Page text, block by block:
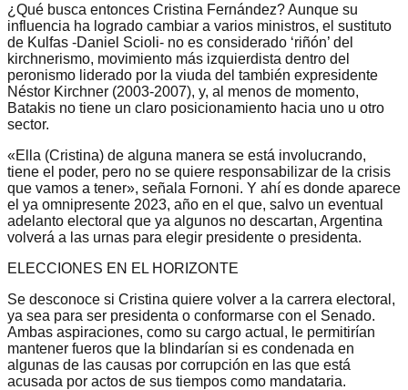
¿Qué busca entonces Cristina Fernández? Aunque su
influencia ha logrado cambiar a varios ministros, el sustituto
de Kulfas -Daniel Scioli- no es considerado ‘riñón’ del
kirchnerismo, movimiento más izquierdista dentro del
peronismo liderado por la viuda del también expresidente
Néstor Kirchner (2003-2007), y, al menos de momento,
Batakis no tiene un claro posicionamiento hacia uno u otro
sector.
«Ella (Cristina) de alguna manera se está involucrando,
tiene el poder, pero no se quiere responsabilizar de la crisis
que vamos a tener», señala Fornoni. Y ahí es donde aparece
el ya omnipresente 2023, año en el que, salvo un eventual
adelanto electoral que ya algunos no descartan, Argentina
volverá a las urnas para elegir presidente o presidenta.
ELECCIONES EN EL HORIZONTE
Se desconoce si Cristina quiere volver a la carrera electoral,
ya sea para ser presidenta o conformarse con el Senado.
Ambas aspiraciones, como su cargo actual, le permitirían
mantener fueros que la blindarían si es condenada en
algunas de las causas por corrupción en las que está
acusada por actos de sus tiempos como mandataria.